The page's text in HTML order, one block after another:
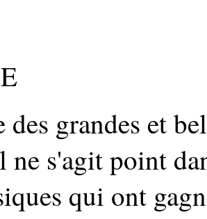
grandes et
ne s'agit point
qui ont